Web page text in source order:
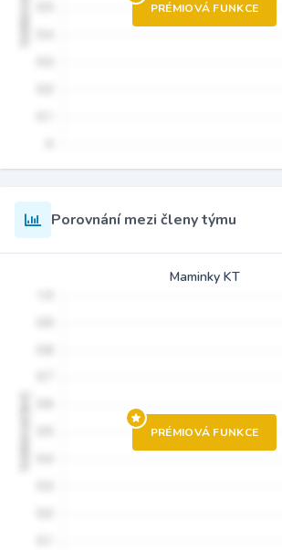
PRÉMIOVÁ FUNKCE
Porovnání mezi členy týmu
Maminky KT
PRÉMIOVÁ FUNKCE